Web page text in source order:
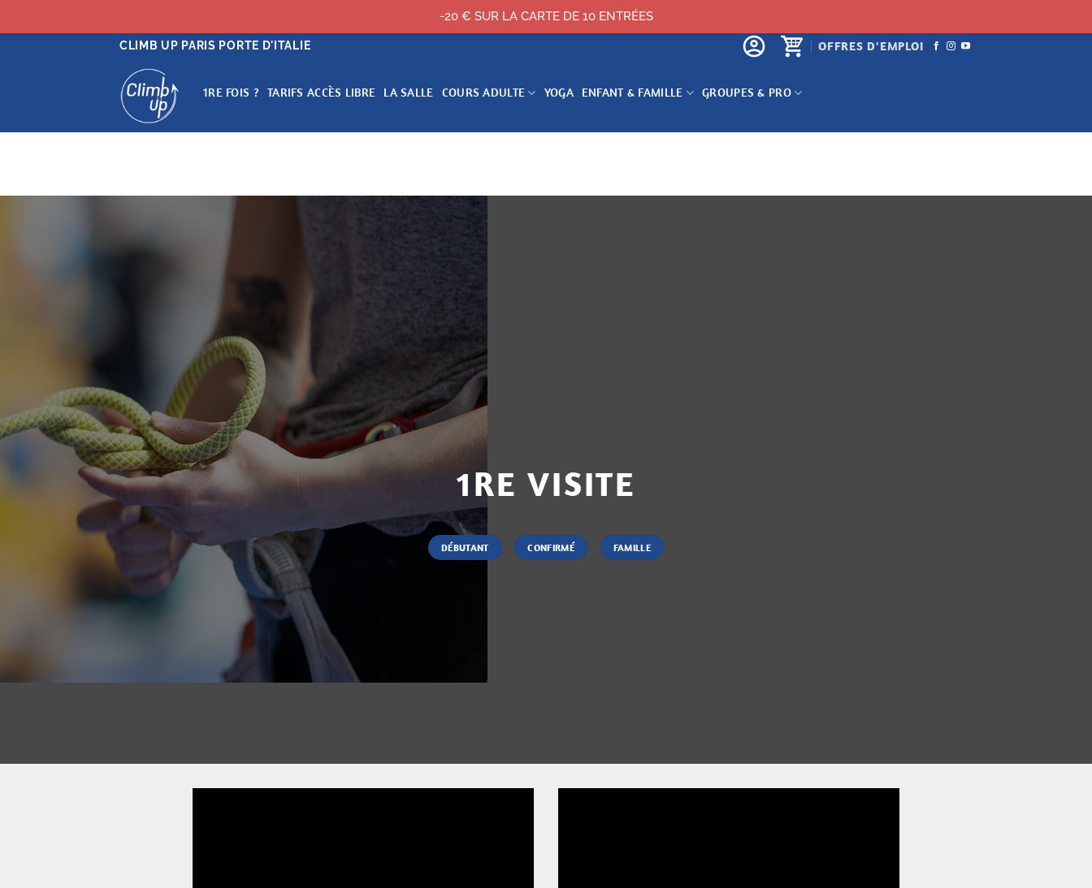
CLIMB UP PARIS PORTE D'ITALIE OFFRES D'EMPLOI
1RE FOIS ? TARIFS ACCÈS LIBRE LA SALLE COURS ADULTE YOGA ENFANT & FAMILLE GROUPES & PRO
1RE VISITE
DÉBUTANT CONFIRMÉ FAMILLE
-20 € SUR LA CARTE DE 10 ENTRÉES